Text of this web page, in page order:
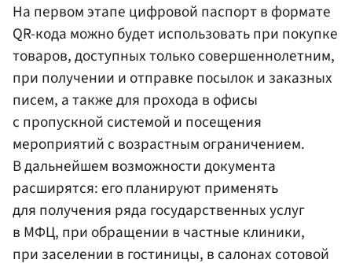
На первом этапе цифровой паспорт в формате
QR-кода можно будет использовать при покупке
товаров, доступных только совершеннолетним,
при получении и отправке посылок и заказных
писем, а также для прохода в офисы
с пропускной системой и посещения
мероприятий с возрастным ограничением.
В дальнейшем возможности документа
расширятся: его планируют применять
для получения ряда государственных услуг
в МФЦ, при обращении в частные клиники,
при заселении в гостиницы, в салонах сотовой